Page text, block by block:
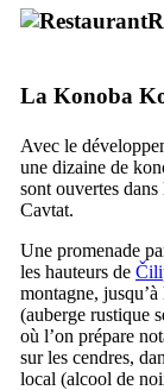
La Konoba
Avec le
une dizaine de
sont ouvertes dans
Cavtat.
Une promenade
les hauteurs de
montagne, jusqu’à
(auberge rustique
où l’on prépare
sur les cendres,
local (alcool de